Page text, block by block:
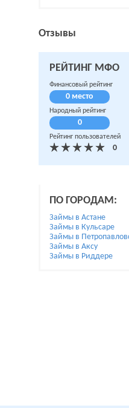
Отзывы
РЕЙТИНГ МФО
Финансовый рейтинг
0 место
Народный рейтинг
0
Рейтинг пользователей
ПО ГОРОДАМ:
Займы в Астане
Займы в Кульсаре
Займы в
Займы в Аксу
Займы в Риддере